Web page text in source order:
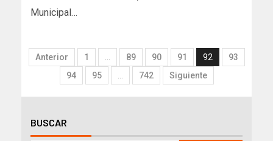
Municipal…
Anterior 1 89 90 91 92
93
94
95 742 Siguiente
BUSCAR